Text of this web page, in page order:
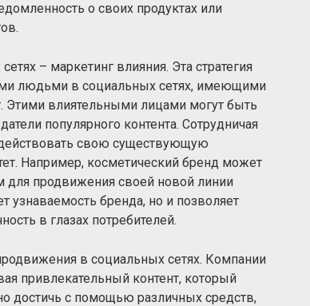
о своих продуктах или
– маркетинг влияния. Эта стратегия
людьми в социальных сетях, имеющими
Этими влиятельными лицами могут быть
популярного контента. Сотрудничая
свою существующую
Например, косметический бренд может
для продвижения своей новой линии
узнаваемость бренда, но и позволяет
в глазах потребителей.
в социальных сетях. Компании
привлекательный контент, который
достичь с помощью различных средств,